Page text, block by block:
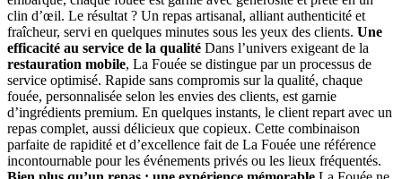
clin d’œil. Le résultat ? Un repas artisanal, alliant authenticité et
fraîcheur, servi en quelques minutes sous les yeux des clients. Une
efficacité au service de la qualité Dans l’univers exigeant de la
restauration mobile, La Fouée se distingue par un processus de
service optimisé. Rapide sans compromis sur la qualité, chaque
fouée, personnalisée selon les envies des clients, est garnie
d’ingrédients premium. En quelques instants, le client repart avec un
repas complet, aussi délicieux que copieux. Cette combinaison
parfaite de rapidité et d’excellence fait de La Fouée une référence
incontournable pour les événements privés ou les lieux fréquentés.